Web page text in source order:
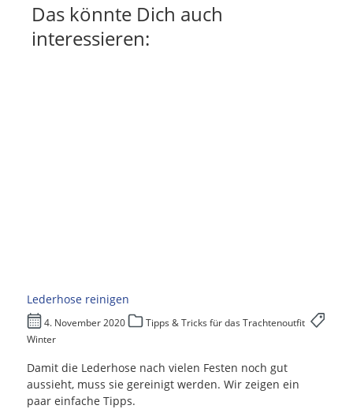
Das könnte Dich auch
interessieren:
Lederhose reinigen
4. November 2020
Tipps & Tricks für das Trachtenoutfit
Winter
Damit die Lederhose nach vielen Festen noch gut
aussieht, muss sie gereinigt werden. Wir zeigen ein
paar einfache Tipps.